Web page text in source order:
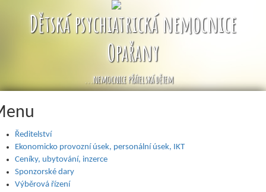
Dětská psychiatrická nemocnice
Opařany
...nemocnice přátelská dětem
Ředitelství
Ekonomicko provozní úsek, personální úsek, IKT
Ceníky, ubytování, inzerce
Sponzorské dary
Výběrová řízení